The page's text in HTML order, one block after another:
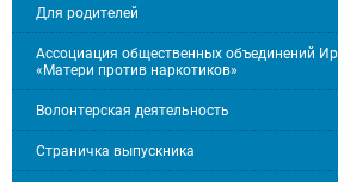
Для родителей
Ассоциация общественных объединений
«Матери против наркотиков»
Волонтерская деятельность
Страничка выпускника